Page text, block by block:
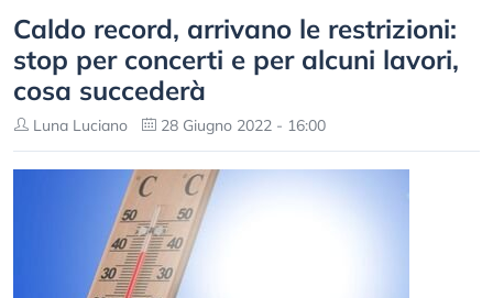
Caldo record, arrivano le restrizioni:
stop per concerti e per alcuni lavori,
cosa succederà
Luna Luciano 28 Giugno 2022 - 16:00